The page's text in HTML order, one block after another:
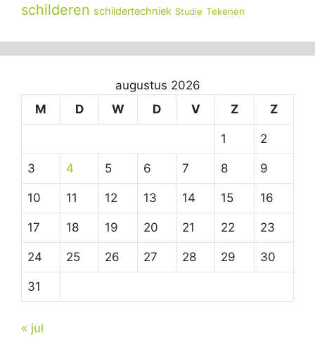
schilderen schildertechniek Studie Tekenen
augustus 2026
M
D W D V Z Z
1 2
3 4 5 6 7 8 9
10 11 12 13 14 15 16
17 18 19 20 21 22 23
24 25 26 27 28 29 30
31
« jul